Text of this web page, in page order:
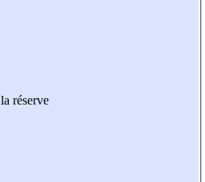
réserve